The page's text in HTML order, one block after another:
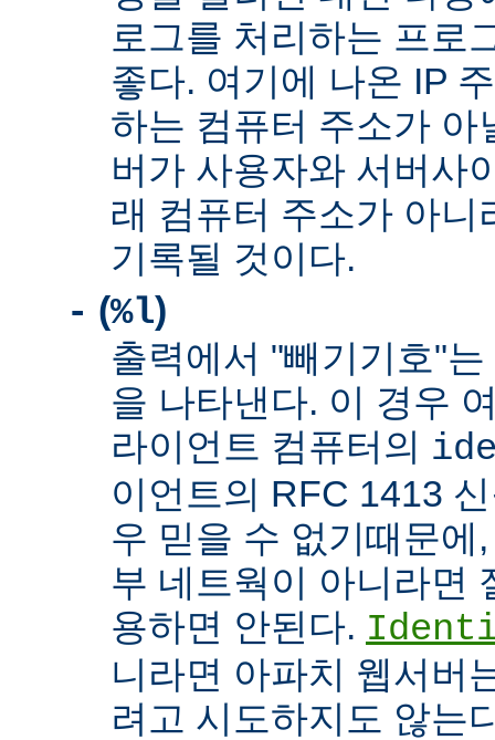
로그를 처리하는 프로
좋다. 여기에 나온 IP
하는 컴퓨터 주소가 아
버가 사용자와 서버사
래 컴퓨터 주소가 아니
기록될 것이다.
- (%l)
출력에서 "빼기기호"
을 나타낸다. 이 경우
라이언트 컴퓨터의
이언트의 RFC 1413
우 믿을 수 없기때문에
부 네트웍이 아니라면
용하면 안된다.
니라면 아파치 웹서버
려고 시도하지도 않는